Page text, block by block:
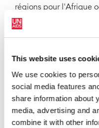
This website uses
We use cookies to
social media features
share information about
media, advertising and
combine it with other
régions pour l'Afrique
partie des lauréats.
directeur de la London
le Professeur Peter Piot.
« J'ai toujours cru aux
d'équipe », a déclaré
constitue une réelle
ceux qui œuvrent pour
Les autres lauréats